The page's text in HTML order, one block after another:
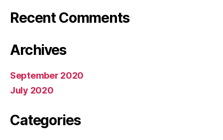
Recent Comments
Archives
September 2020
July 2020
Categories